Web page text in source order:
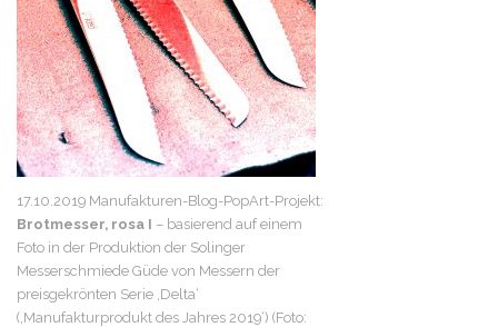
17.10.2019 Manufakturen-Blog-PopArt-Projekt:
Brotmesser, rosa I – basierend auf einem
Foto in der Produktion der Solinger
Messerschmiede Güde von Messern der
preisgekrönten Serie ‚Delta‘
(‚Manufakturprodukt des Jahres 2019‘) (Foto: